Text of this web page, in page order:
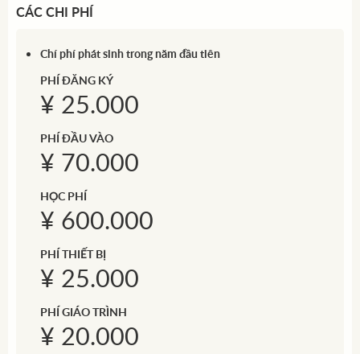
CÁC CHI PHÍ
Chí phí phát sinh trong năm đầu tiên
PHÍ ĐĂNG KÝ
¥ 25.000
PHÍ ĐẦU VÀO
¥ 70.000
HỌC PHÍ
¥ 600.000
PHÍ THIẾT BỊ
¥ 25.000
PHÍ GIÁO TRÌNH
¥ 20.000